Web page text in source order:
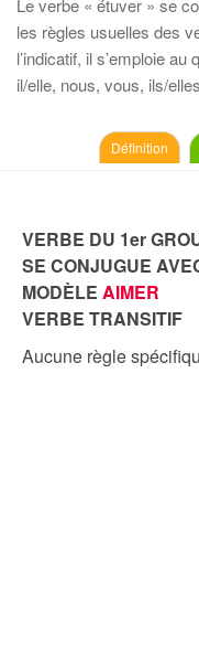
Le verbe « étuver » se
les règles usuelles des
l’indicatif, il s’emploie
il/elle, nous, vous, ils/
Définition
VERBE DU 1er
SE CONJUGUE
MODÈLE AIMER
VERBE TRANSITIF
Aucune règle